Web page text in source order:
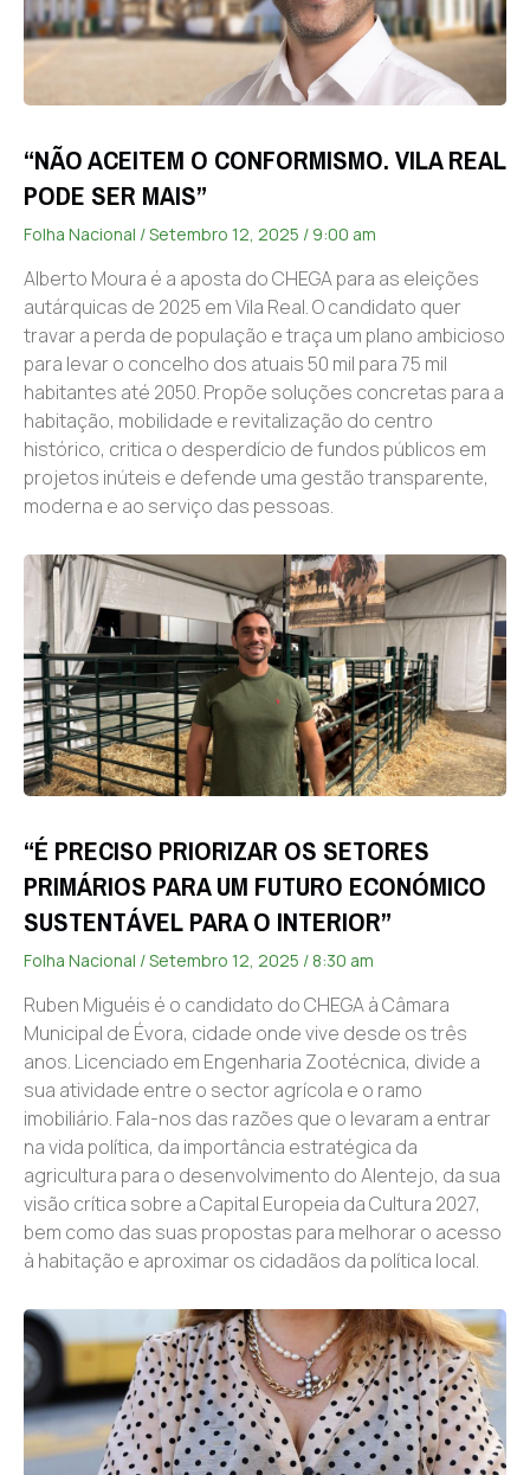
“NÃO ACEITEM O CONFORMISMO. VILA REAL
PODE SER MAIS”
Folha Nacional Setembro 12, 2025 9:00 am
Alberto Moura é a aposta do CHEGA para as eleições
autárquicas de 2025 em Vila Real. O candidato quer
travar a perda de população e traça um plano ambicioso
para levar o concelho dos atuais 50 mil para 75 mil
habitantes até 2050. Propõe soluções concretas para a
habitação, mobilidade e revitalização do centro
histórico, critica o desperdício de fundos públicos em
projetos inúteis e defende uma gestão transparente,
moderna e ao serviço das pessoas.
“É PRECISO PRIORIZAR OS SETORES
PRIMÁRIOS PARA UM FUTURO ECONÓMICO
SUSTENTÁVEL PARA O INTERIOR”
Folha Nacional Setembro 12, 2025 8:30 am
Ruben Miguéis é o candidato do CHEGA à Câmara
Municipal de Évora, cidade onde vive desde os três
anos. Licenciado em Engenharia Zootécnica, divide a
sua atividade entre o sector agrícola e o ramo
imobiliário. Fala-nos das razões que o levaram a entrar
na vida política, da importância estratégica da
agricultura para o desenvolvimento do Alentejo, da sua
visão crítica sobre a Capital Europeia da Cultura 2027,
bem como das suas propostas para melhorar o acesso
à habitação e aproximar os cidadãos da política local.